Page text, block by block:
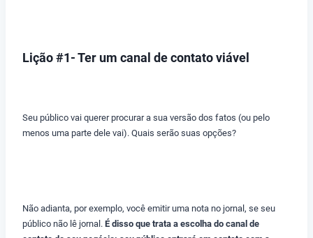
Lição #1- Ter um canal de contato viável
Seu público vai querer procurar a sua versão dos fatos (ou pelo
menos uma parte dele vai). Quais serão suas opções?
Não adianta, por exemplo, você emitir uma nota no jornal, se seu
público não lê jornal. É disso que trata a escolha do canal de